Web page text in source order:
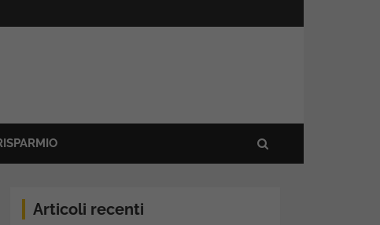
Articoli recenti